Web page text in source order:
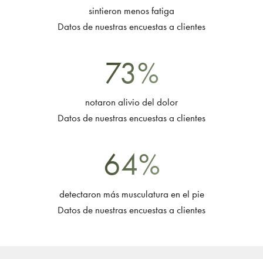
sintieron menos fatiga
Datos de nuestras encuestas a clientes
73%
notaron alivio del dolor
Datos de nuestras encuestas a clientes
64%
detectaron más musculatura en el pie
Datos de nuestras encuestas a clientes